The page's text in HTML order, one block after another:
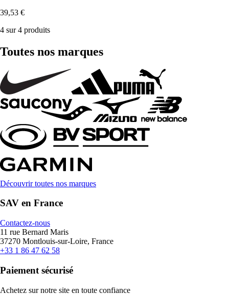
39,53 €
4 sur 4 produits
Toutes nos marques
Découvrir toutes nos marques
SAV en France
Contactez-nous
11 rue Bernard Maris
37270 Montlouis-sur-Loire, France
+33 1 86 47 62 58
Paiement sécurisé
Achetez sur notre site en toute confiance